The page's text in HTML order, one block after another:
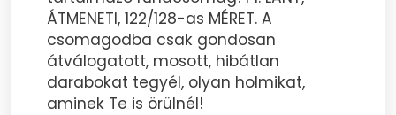
ÁTMENETI, 122/128-as MÉRET. A
csomagodba csak gondosan
átválogatott, mosott, hibátlan
darabokat tegyél, olyan holmikat,
aminek Te is örülnél!